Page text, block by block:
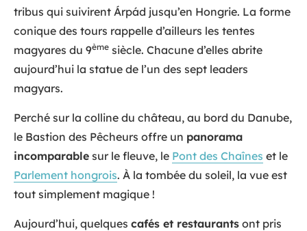
tribus qui suivirent Árpád jusqu’en Hongrie. La forme
conique des tours rappelle d’ailleurs les tentes
magyares du 9ème siècle. Chacune d’elles abrite
aujourd’hui la statue de l’un des sept leaders
magyars.
Perché sur la colline du château, au bord du Danube,
le Bastion des Pêcheurs offre un panorama
incomparable sur le fleuve, le Pont des Chaînes et le
Parlement hongrois. À la tombée du soleil, la vue est
tout simplement magique !
Aujourd’hui, quelques cafés et restaurants ont pris